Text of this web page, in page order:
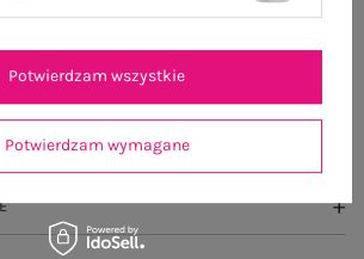
Potwierdzam wymagane
Potwierdzam wszystkie